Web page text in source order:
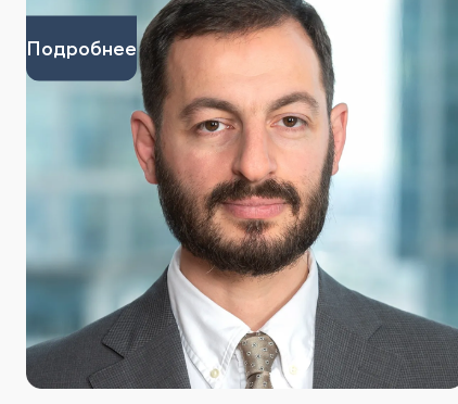
Подробнее